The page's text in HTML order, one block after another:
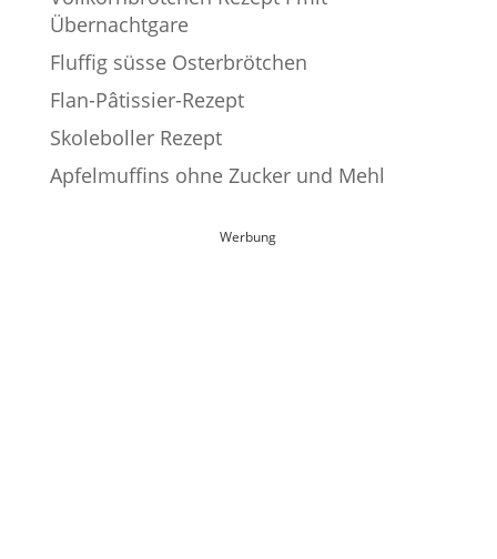
Übernachtgare
Fluffig süsse Osterbrötchen
Flan-Pâtissier-Rezept
Skoleboller Rezept
Apfelmuffins ohne Zucker und Mehl
Werbung